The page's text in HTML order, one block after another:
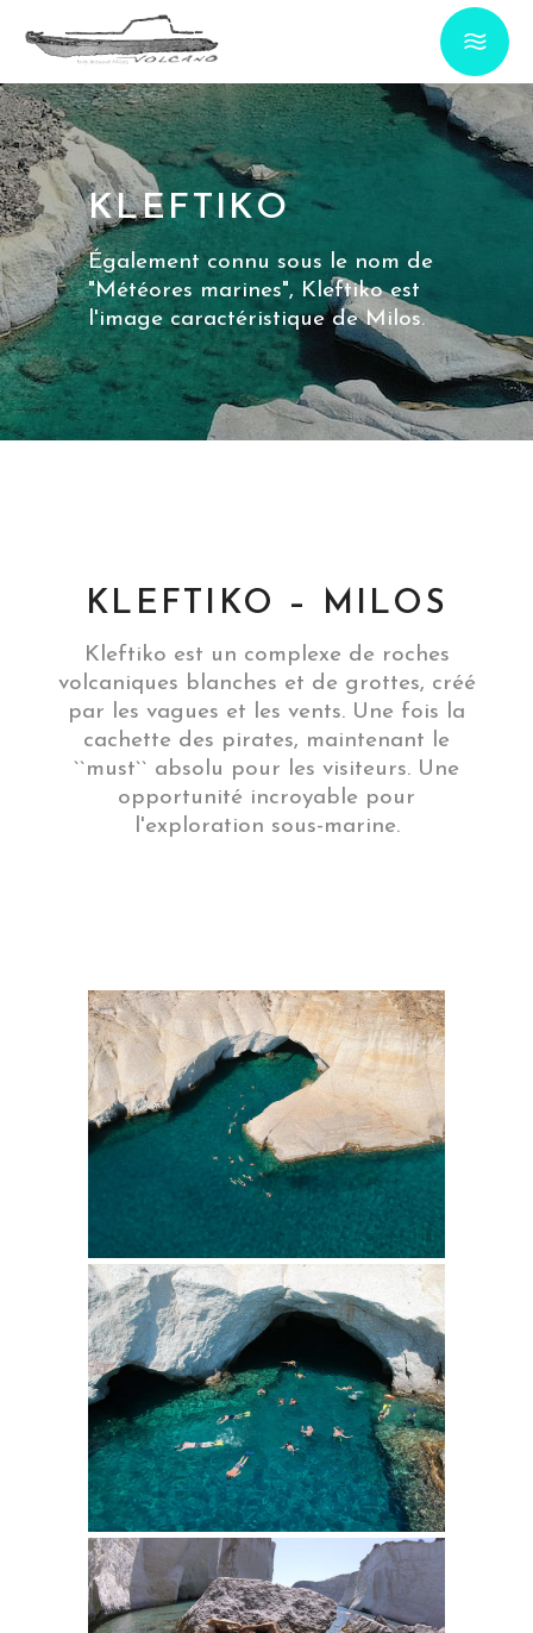
KLEFTIKO
Également connu sous le nom de
"Météores marines", Kleftiko est
l'image caractéristique de Milos.
KLEFTIKO – MILOS
Kleftiko est un complexe de roches
volcaniques blanches et de grottes, créé
par les vagues et les vents. Une fois la
cachette des pirates, maintenant le
``must`` absolu pour les visiteurs. Une
opportunité incroyable pour
l'exploration sous-marine.